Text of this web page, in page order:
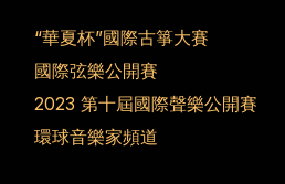
“華夏杯”國際古箏大賽
國際弦樂公開賽
2023 第十屆國際聲樂公開賽
環球音樂家頻道